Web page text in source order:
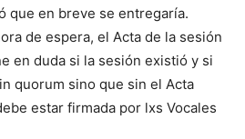
que en breve se entregaría.
de espera, el Acta de la sesión
en duda si la sesión existió y si
quorum sino que sin el Acta
estar firmada por lxs Vocales